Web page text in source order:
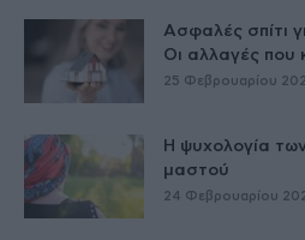
Ασφαλές σπίτι
Οι αλλαγές που
25 Φεβρουαρίου
Η ψυχολογία
μαστού
24 Φεβρουαρίου